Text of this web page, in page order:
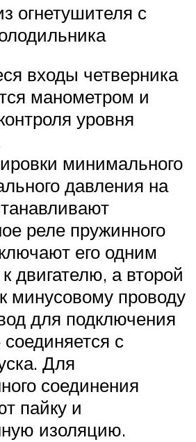
огнетушителя с
входы четверника
манометром и
уровня
минимального
давления на
реле пружинного
его одним
двигателю, а второй
минусовому проводу
для подключения
с
Для
соединения
пайку и
изоляцию.